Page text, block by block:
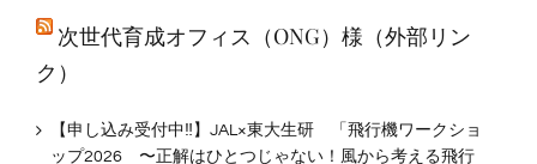
ブ 次世代育成オフィス（ONG）様（外部リン
ク）
【申し込み受付中‼】JAL×東⼤⽣研 「⾶⾏機ワークショ
ップ2026 〜正解はひとつじゃない！風から考える飛行